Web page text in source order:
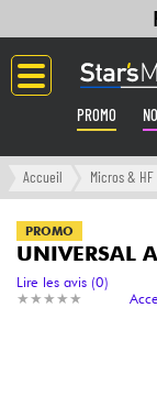
PROMO
Langue
Amplis &
Claviers
Synthés
Accueil Micros & HF
PROMO
UNIVERSAL
★ ★ ★ ★ ★
★ ★ ★ ★ ★
Lire les avis (0)